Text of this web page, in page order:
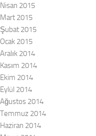
Nisan 2015
Mart 2015
Şubat 2015
Ocak 2015
Aralık 2014
Kasım 2014
Ekim 2014
Eylül 2014
Ağustos 2014
Temmuz 2014
Haziran 2014